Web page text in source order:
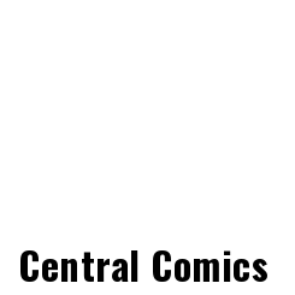
Central Comics